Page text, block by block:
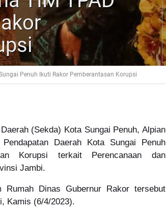
Penuh Ikuti Rakor Pemberantasan Korupsi
(Sekda) Kota Sungai Penuh, Alpian
Daerah Kota Sungai Penuh
Korupsi terkait Perencanaan dan
Jambi.
Rumah Dinas Gubernur Rakor tersebut
Kamis (6/4/2023).